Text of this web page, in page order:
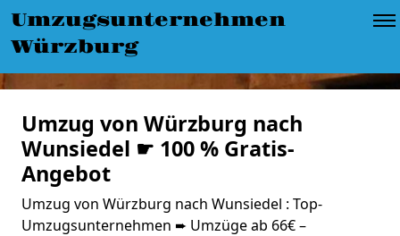
Umzugsunternehmen
Würzburg
Umzug von Würzburg nach
Wunsiedel ☛ 100 % Gratis-
Angebot
Umzug von Würzburg nach Wunsiedel : Top-
Umzugsunternehmen ➨ Umzüge ab 66€ –